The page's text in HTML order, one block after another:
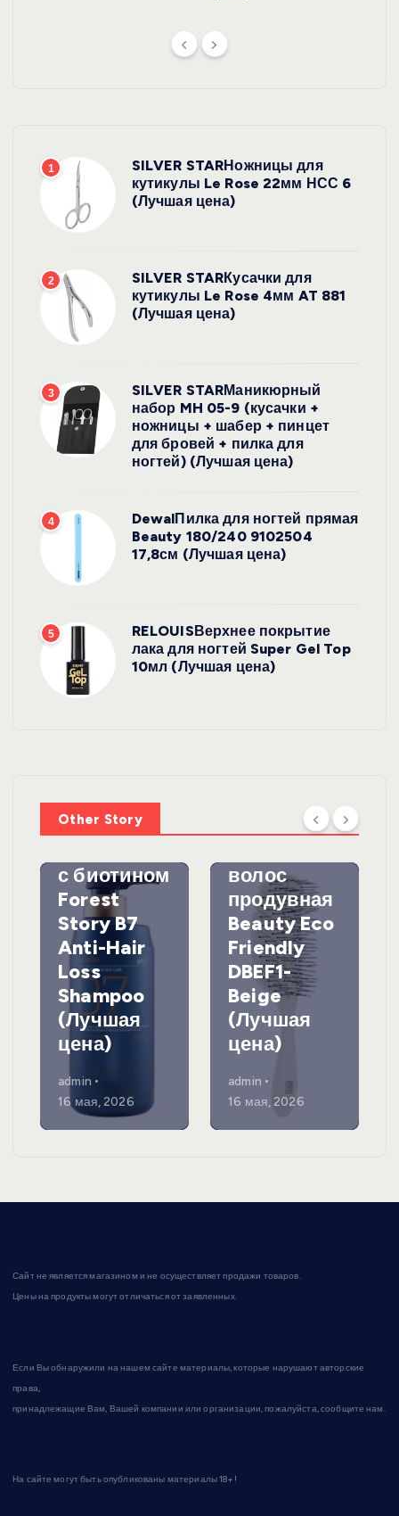
1
SILVER STARНожницы для
кутикулы Le Rose 22мм НСС 6
(Лучшая цена)
2
SILVER STARКусачки для
кутикулы Le Rose 4мм AT 881
(Лучшая цена)
3
SILVER STARМаникюрный
набор MH 05-9 (кусачки +
ножницы + шабер + пинцет
для бровей + пилка для
ногтей) (Лучшая цена)
4
DewalПилка для ногтей прямая
Beauty 180/240 9102504
17,8см (Лучшая цена)
5
RELOUISВерхнее покрытие
лака для ногтей Super Gel Top
10мл (Лучшая цена)
Other Story
волос
против
с биотином
Forest
Story B7
Anti-Hair
Loss
Shampoo
(Лучшая
цена)
admin
16 мая, 2026
DewalЩетк
волос
продувная
Beauty Eco
Friendly
DBEF1-
Beige
(Лучшая
цена)
admin
16 мая, 2026
Сайт не является магазином и не осуществляет продажи товаров.
Цены на продукты могут отличаться от заявленных.
Если Вы обнаружили на нашем сайте материалы, которые нарушают авторские
права,
принадлежащие Вам, Вашей компании или организации, пожалуйста, сообщите нам.
На сайте могут быть опубликованы материалы 18+!